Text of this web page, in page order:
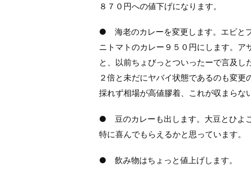
８７０円への値下げになります。
● 海老のカレーを変更します。エビと
ニトマトのカレー９５０円にします。
と、以前ちょびっとついったーで言及
２倍と未だにヤバイ状態であるのも変
採れず相場が高値膠着、これが収まらな
● 豆のカレーも出します。大豆とひよ
特に喜んでもらえるかと思っています。
● 飲み物はちょっと値上げします。